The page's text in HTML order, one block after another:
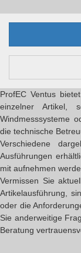
ProfEC Ventus
einzelner Artikel,
Windmesssysteme
die technische
Verschiedene
Ausführungen
mit aufnehmen
Vermissen Sie
Artikelausführung,
oder die
Sie anderweitige
Beratung